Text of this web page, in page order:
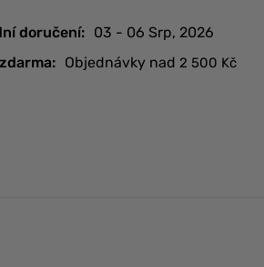
doručení: 03 - 06 Srp, 2026
Objednávky nad 2 500 Kč